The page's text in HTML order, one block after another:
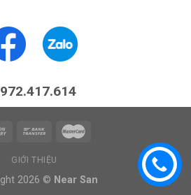
GIỚI THIỆU
2026 © Near San